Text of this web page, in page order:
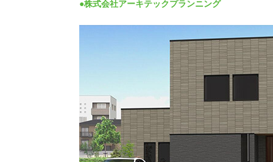
●株式会社アーキテックプランニング